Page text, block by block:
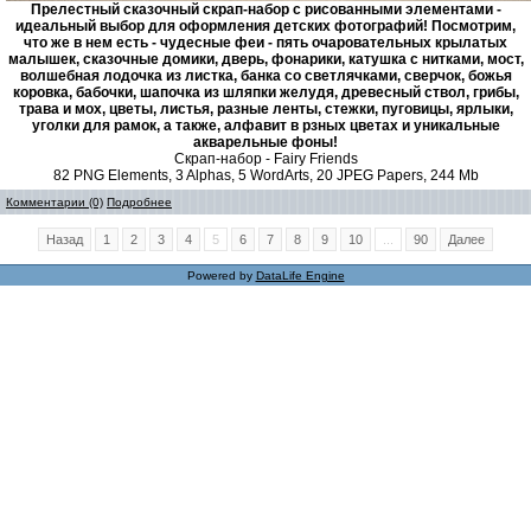
Прелестный сказочный скрап-набор с рисованными элементами -
идеальный выбор для оформления детских фотографий! Посмотрим,
что же в нем есть - чудесные феи - пять очаровательных крылатых
малышек, сказочные домики, дверь, фонарики, катушка с нитками, мост,
волшебная лодочка из листка, банка со светлячками, сверчок, божья
коровка, бабочки, шапочка из шляпки желудя, древесный ствол, грибы,
трава и мох, цветы, листья, разные ленты, стежки, пуговицы, ярлыки,
уголки для рамок, а также, алфавит в рзных цветах и уникальные
акварельные фоны!
Скрап-набор - Fairy Friends
82 PNG Elements, 3 Alphas, 5 WordArts, 20 JPEG Papers, 244 Mb
Комментарии (0) Подробнее
Назад 1 2 3 4 5 6 7 8 9 10 90 Далее
Powered by DataLife Engine